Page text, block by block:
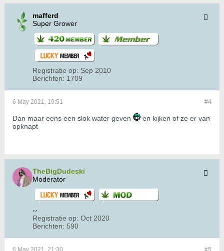
mafferd
Super Grower
Registratie op: Sep 2010
Berichten: 1709
#4
6 May 2021, 19:51
Dan maar eens een slok water geven
en kijken of ze er van
opknapt
TheBigDudeski
Moderator
Registratie op: Oct 2020
Berichten: 590
#5
6 May 2021, 21:30